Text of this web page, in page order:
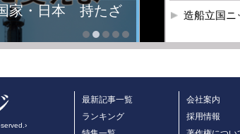
プ2026 造船立国ニ
最新記事一覧
ランキング
会社案内
採用情報